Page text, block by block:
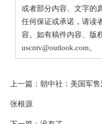
或者部分内容、文字的
任何保证或承诺，请读
容。如有稿件内容、版
uscntv@outlook.com。
上一篇： 朝中社：美国军
张根源